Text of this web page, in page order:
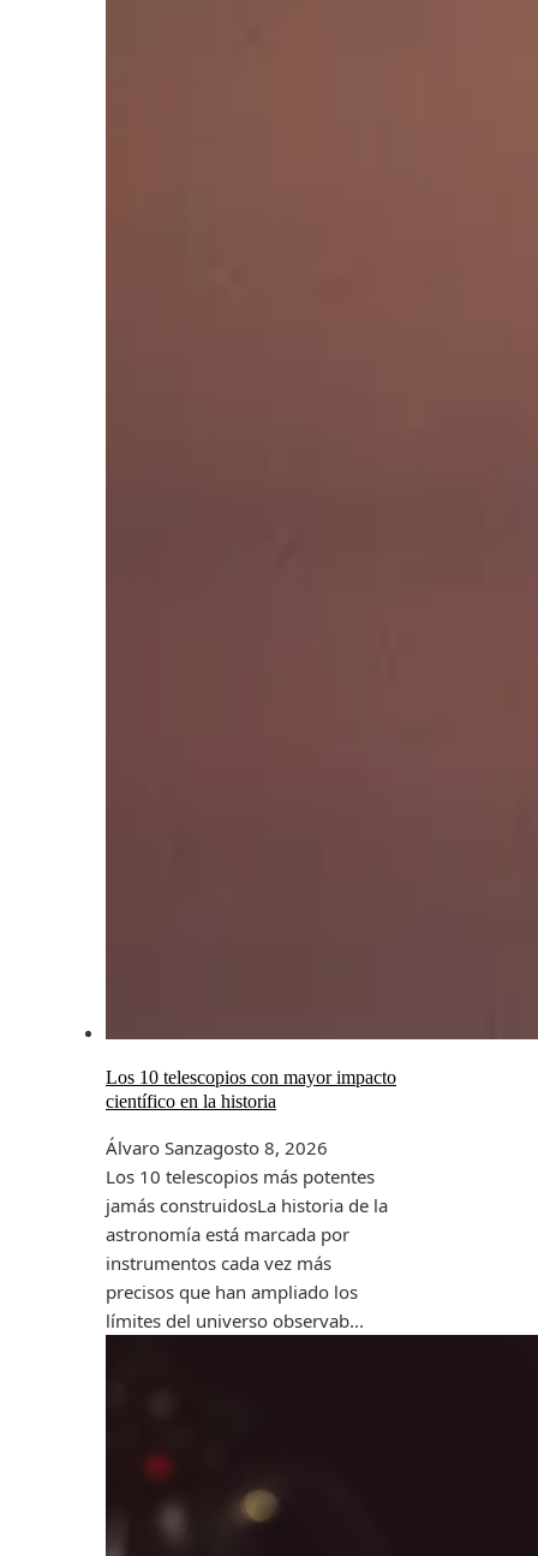
Los 10 telescopios con mayor impacto
científico en la historia
Álvaro Sanzagosto 8, 2026
Los 10 telescopios más potentes
jamás construidosLa historia de la
astronomía está marcada por
instrumentos cada vez más
precisos que han ampliado los
límites del universo observab...